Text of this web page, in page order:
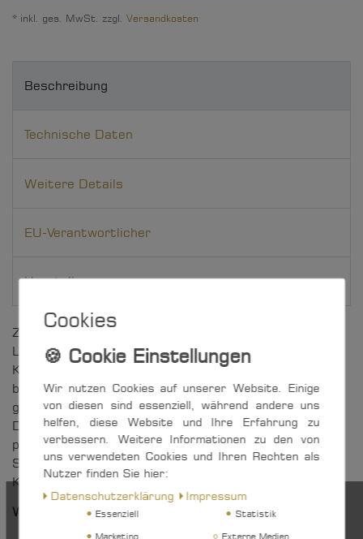
* inkl. ges. MwSt. zzgl. Versandkosten
Beschreibung
Technische Daten
Weitere Details
EU-Verantwortlicher
Hersteller
Zuverlässige Niederholer-Talje zur Bewältigung großer
Lasten an Bord. Dank hochwertiger Edelstahl-
Komponenten »Made in Germany« und stark
belastbarem Gleitlager für jeden Einsatz optimal
geeignet.
Die Talje wird mit deutschem Qualitäts-Tauwerk
professionell gespleißt und in einem praktischen
SPRENGER-Netzbeutel (mit Zugverschluss und
Kordelstopper) geliefert.
Weitere Vorteile auf einen Blick:
Cookies
Wir nutzen Cookies auf unserer Website. Einige
von diesen sind essenziell, während andere uns
helfen, diese Website und Ihre Erfahrung zu
verbessern. Weitere Informationen zu den von
uns verwendeten Cookies und Ihren Rechten als
Nutzer finden Sie hier:
Daten­schutz­erklärung
Impressum
Essenziell
Statistik
Marketing
Externe Medien